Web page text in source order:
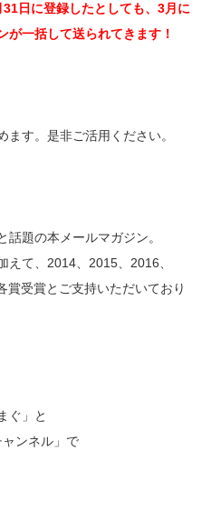
日に登録したとしても、3月に
が一括して送られてきます！
す。是非ご活用ください。
話題の本メールマガジン。
えて、2014、2015、2016、
賞受賞とご支持いただいており
ぐ」と
ンネル」で